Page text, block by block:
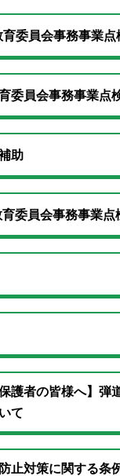
委員会事務事業点
委員会事務事業点
助
委員会事務事業点
護者の皆様へ】弾
て
止対策に関する条